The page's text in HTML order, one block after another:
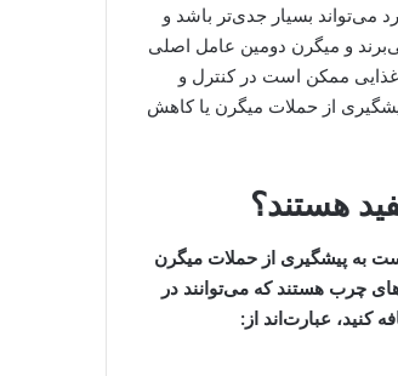
می‌تواند بسیار جدی‌تر باشد و
از حملات میگرن رنج می‌برند و میگرن دومین عامل اصلی
ممکن است در کنترل و
از حملات میگرن یا کاهش
هستند؟
به پیشگیری از حملات میگرن
چرب هستند که می‌توانند در
کنید، عبارت‌اند از: